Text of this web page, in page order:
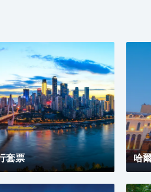
有無線WIFI、中
助餐廳提供營養、
午晚餐，每日下午
料、小食，飯店是
套票 哈